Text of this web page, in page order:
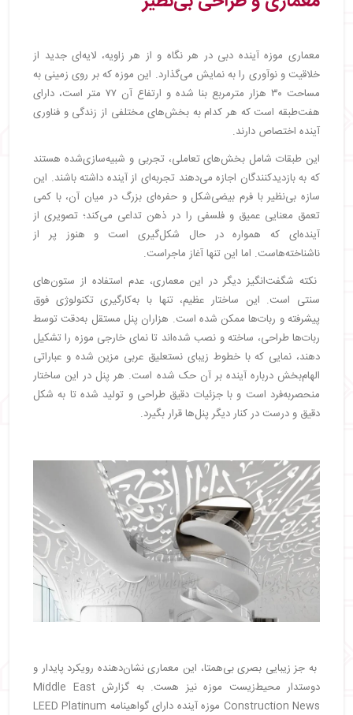
معماری موزه آینده دبی در هر نگاه و از هر زاویه، لایه‌ای جدید از
خلاقیت و نوآوری را به نمایش می‌گذارد. این موزه که بر روی زمینی به
مساحت ۳۰ هزار مترمربع بنا شده و ارتفاع آن ۷۷ متر است، دارای
هفت‌طبقه است که هر کدام به بخش‌های مختلفی از زندگی و فناوری
آینده اختصاص دارند.
این طبقات شامل بخش‌های تعاملی، تجربی و شبیه‌سازی‌شده هستند
که به بازدیدکنندگان اجازه می‌دهند تجربه‌ای از آینده داشته باشند. این
سازه بی‌نظیر با فرم بیضی‌شکل و حفره‌ای بزرگ در میان آن، با کمی
تعمق معنایی عمیق و فلسفی را در ذهن تداعی می‌کند؛ تصویری از
آینده‌ای که همواره در حال شکل‌گیری است و هنوز پر از
ناشناخته‌هاست. اما این تنها آغاز ماجراست.
نکته شگفت‌انگیز دیگر در این معماری، عدم استفاده از ستون‌های
سنتی است. این ساختار عظیم، تنها با به‌کارگیری تکنولوژی فوق
پیشرفته و ربات‌ها ممکن شده است. هزاران پنل مستقل به‌دقت توسط
ربات‌ها طراحی، ساخته و نصب شده‌اند تا نمای خارجی موزه را تشکیل
دهند، نمایی که با خطوط زیبای نستعلیق عربی مزین شده و عباراتی
الهام‌بخش درباره آینده بر آن حک شده است. هر پنل در این ساختار
منحصربه‌فرد است و با جزئیات دقیق طراحی و تولید شده تا به شکل
دقیق و درست در کنار دیگر پنل‌ها قرار بگیرد.
به جز زیبایی بصری بی‌همتا، این معماری نشان‌دهنده رویکرد پایدار و
دوستدار محیط‌زیست موزه نیز هست. به گزارش Middle East
Construction News موزه آینده دارای گواهینامه LEED Platinum